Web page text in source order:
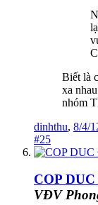
Biết là
xa
nhóm
dinhthu, 8/4/
#25
COP
VĐV